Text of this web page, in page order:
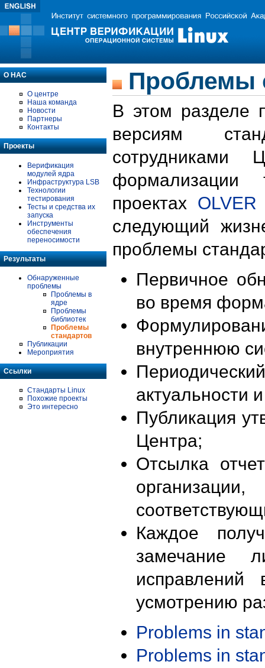
О НАС
О центре
Наша команда
Новости
Партнеры
Контакты
Проекты
Верификация
модулей ядра
Инфраструктура LSB
Технологии
тестирования
Тесты и средства их
запуска
Инструменты
обеспечения
переносимости
Результаты
Обнаруженные
проблемы
Проблемы в
ядре
Проблемы
библиотек
Проблемы
стандартов
Публикации
Мероприятия
Ссылки
Стандарты Linux
Похожие проекты
Это интересно
Проблемы
В этом разделе
версиям
формализации
проектах OLVER
следующий
проблемы
Первичное
во время
внутреннюю
актуальности
Публикация
Центра;
Отсылка
Каждое
замечание
исправлений
усмотрению
Problems in
Problems in